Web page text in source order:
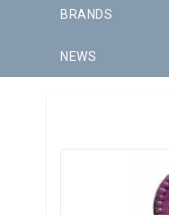
BRANDS
NEWS